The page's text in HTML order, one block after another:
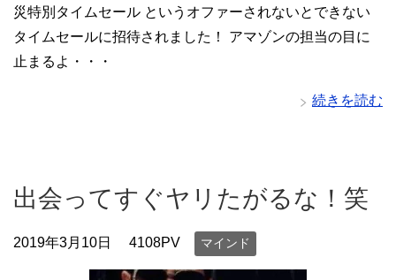
災特別タイムセール というオファーされないとできない
タイムセールに招待されました！ アマゾンの担当の目に
止まるよ・・・
続きを読む
出会ってすぐヤリたがるな！笑
2019年3月10日 4108PV マインド